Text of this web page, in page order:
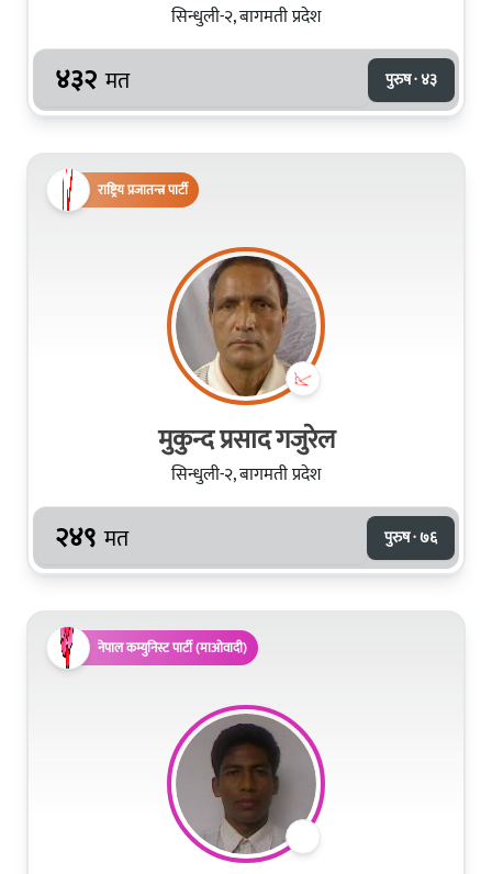
सिन्धुली-२, बागमती प्रदेश
४३२ मत पुरुष · ४३
राष्ट्रिय प्रजातन्त्र पार्टी
मुकुन्द प्रसाद गजुरेल
सिन्धुली-२, बागमती प्रदेश
२४९ मत पुरुष · ७६
नेपाल कम्युनिस्ट पार्टी (माओवादी)